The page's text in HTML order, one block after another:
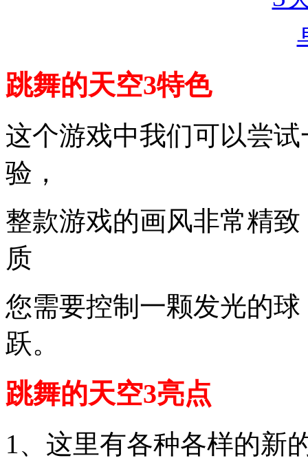
跳舞的天空3特色
这个游戏中我们可以尝
验，
整款游戏的画风非常精
质
您需要控制一颗发光的
跃。
跳舞的天空3亮点
1、这里有各种各样的新